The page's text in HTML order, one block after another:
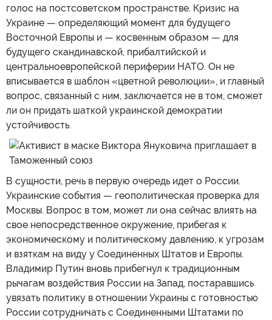
голос на постсоветском пространстве. Кризис на
Украине — определяющий момент для будущего
Восточной Европы и — косвенным образом — для
будущего скандинавской, прибалтийской и
центральноевропейской периферии НАТО. Он не
вписывается в шаблон «цветной революции», и главный
вопрос, связанный с ним, заключается не в том, сможет
ли он придать шаткой украинской демократии
устойчивость.
В сущности, речь в первую очередь идет о России.
Украинские события — геополитическая проверка для
Москвы. Вопрос в том, может ли она сейчас влиять на
свое непосредственное окружение, прибегая к
экономическому и политическому давлению, к угрозам
и взяткам на виду у Соединенных Штатов и Европы.
Владимир Путин вновь прибегнул к традиционным
рычагам воздействия России на Запад, постаравшись
увязать политику в отношении Украины с готовностью
России сотрудничать с Соединенными Штатами по